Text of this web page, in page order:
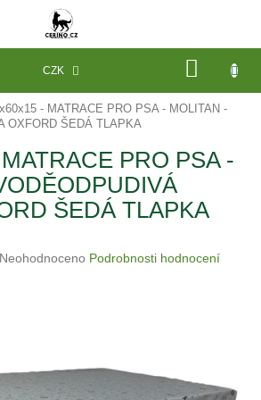
CZK
- MATRACE PRO PSA - MOLITAN -
OXFORD ŠEDÁ TLAPKA
PRO PSA -
ŠEDÁ TLAPKA
Průměrné
Neohodnoceno Podrobnosti hodnocení